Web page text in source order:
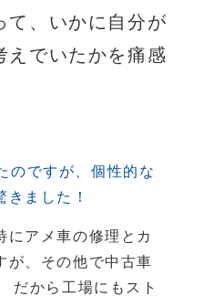
て、いかに自分が
えでいたかを痛感
のですが、個性的な
ました！
にアメ車の修理とカ
が、その他で中古車
だから工場にもスト